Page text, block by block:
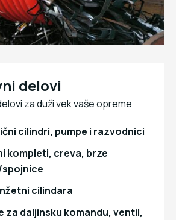
delovi
za duži vek vaše opreme
cilindri, pumpe i razvodnici
kompleti, creva, brze
cilindara
za daljinsku komandu, ventil,